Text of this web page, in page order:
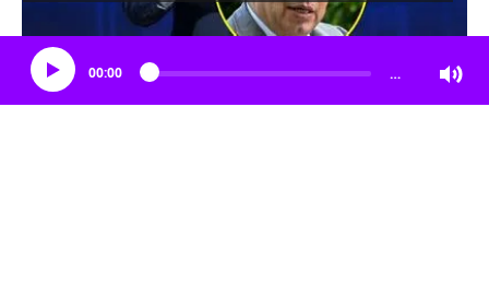
Escucha el artículo
00:00 …